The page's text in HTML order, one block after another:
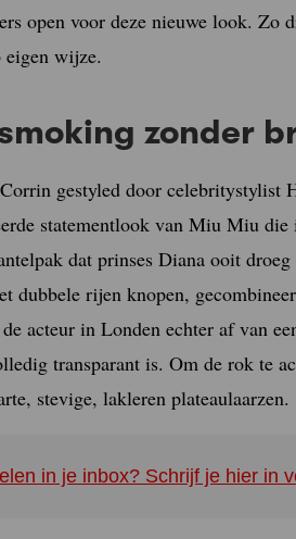
open voor deze nieuwe look. Zo
eigen wijze.
zonder
gestyled door celebritystylist
statementlook van Miu Miu
dat prinses Diana ooit
dubbele rijen knopen,
acteur in Londen echter af van
transparant is. Om de rok te
stevige, lakleren plateaulaarzen.
in je inbox? Schrijf je hier in